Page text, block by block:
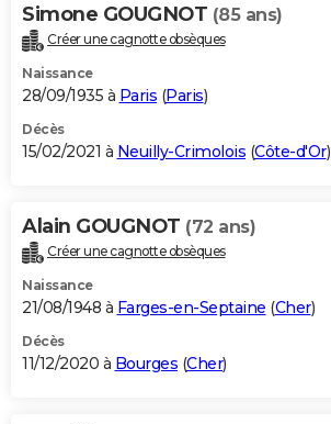
Simone GOUGNOT (85 ans)
Créer une cagnotte obsèques
Naissance
28/09/1935 à Paris (Paris)
Décès
15/02/2021 à Neuilly-Crimolois (Côte-d'Or)
Alain GOUGNOT (72 ans)
Créer une cagnotte obsèques
Naissance
21/08/1948 à Farges-en-Septaine (Cher)
Décès
11/12/2020 à Bourges (Cher)